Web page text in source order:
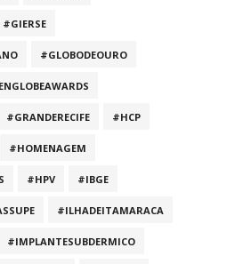
#GIERSE
#GLOBODEOURO
#GRANDERECIFE #HCP
#HOMENAGEM
#HPV #IBGE
#ILHADEITAMARACA
#IMPLANTESUBDERMICO